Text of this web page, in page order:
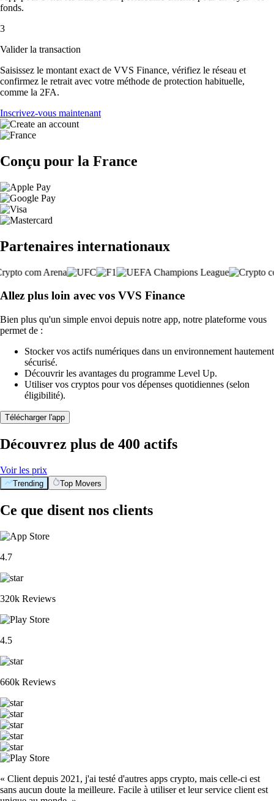
fonds.
3
Valider la transaction
Saisissez le montant exact de VVS Finance, vérifiez le réseau et
confirmez le retrait avec votre méthode de protection habituelle,
comme la 2FA.
Inscrivez-vous maintenant
Conçu pour la France
Partenaires internationaux
Allez plus loin avec vos VVS Finance
Bien plus qu'un simple envoi depuis notre app, notre plateforme vous
permet de :
Stocker vos actifs numériques dans un environnement hautement
sécurisé.
Découvrir les avantages du programme Level Up.
Utiliser vos cryptos pour vos dépenses quotidiennes (selon
éligibilité).
Télécharger l'app
Découvrez plus de 400 actifs
Voir les prix
Trending Top Movers
Ce que disent nos clients
4.7
320k Reviews
4.5
660k Reviews
« Client depuis 2021, j'ai testé d'autres apps crypto, mais celle-ci est
sans aucun doute la meilleure. Facile à utiliser et leur service client est